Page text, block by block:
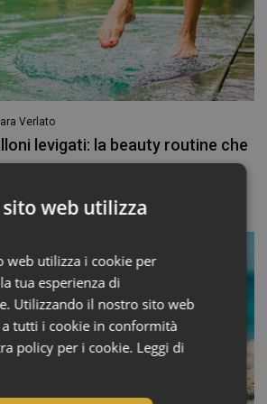
Verlato
levigati: la beauty routine che
finisce alle caviglie, eppure...
banco Farma Social Connect
web utilizza
web utilizza i cookie per
tua esperienza di
Utilizzando il nostro sito web
a tutti i cookie in conformità
policy per i cookie. Leggi di